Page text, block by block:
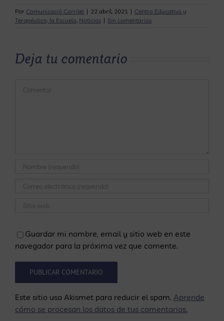
Por Comunicació Carrilet | 22 abril, 2021 | Centro Educativo y
Terapéutico, la Escuela, Noticias | Sin comentarios
Deja tu comentario
Comentar
Guardar mi nombre, email y sitio web en este
navegador para la próxima vez que comente.
Este sitio usa Akismet para reducir el spam. Aprende
cómo se procesan los datos de tus comentarios.